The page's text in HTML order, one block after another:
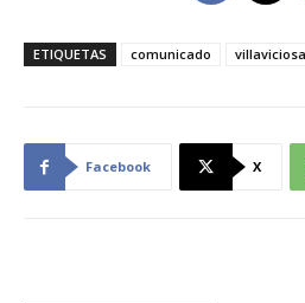
ETIQUETAS comunicado
Facebook X